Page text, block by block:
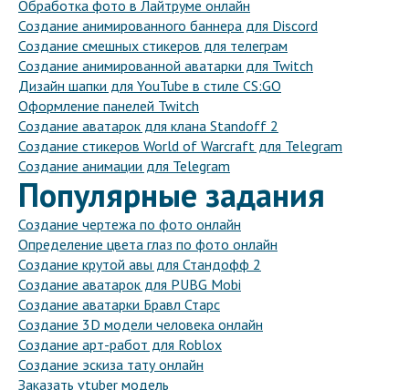
Обработка фото в Лайтруме онлайн
Создание анимированного баннера для Discord
Создание смешных стикеров для телеграм
Создание анимированной аватарки для Twitch
Дизайн шапки для YouTube в стиле CS:GO
Оформление панелей Twitch
Создание аватарок для клана Standoff 2
Создание стикеров World of Warcraft для Telegram
Создание анимации для Telegram
Популярные задания
Создание чертежа по фото онлайн
Определение цвета глаз по фото онлайн
Создание крутой авы для Стандофф 2
Создание аватарок для PUBG Mobi
Создание аватарки Бравл Старс
Создание 3D модели человека онлайн
Создание арт-работ для Roblox
Создание эскиза тату онлайн
Заказать vtuber модель